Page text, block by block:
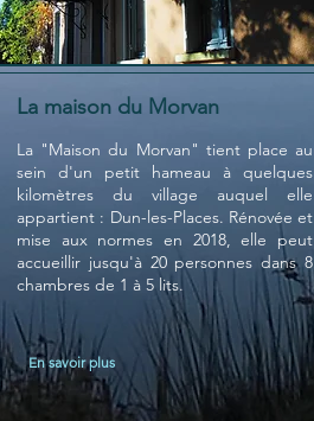
La maison du Morvan
La "Maison du Morvan" tient place au
sein d'un petit hameau à quelques
kilomètres du village auquel elle
appartient : Dun-les-Places. Rénovée et
mise aux normes en 2018, elle peut
accueillir jusqu'à 20personnes dans 8
chambres de 1 à 5 lits.
En savoir plus